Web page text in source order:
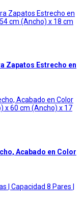
Zapatos Estrecho en
Acabado en Color